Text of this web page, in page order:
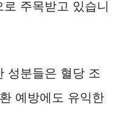
주목받고 있습니
성분들은 혈당 조
예방에도 유익한